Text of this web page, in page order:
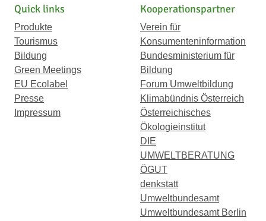
Quick links
Produkte
Tourismus
Bildung
Green Meetings
EU Ecolabel
Presse
Impressum
Kooperationspartner
Verein für
Konsumenteninformation
Bundesministerium für
Bildung
Forum Umweltbildung
Klimabündnis Österreich
Österreichisches
Ökologieinstitut
DIE
UMWELTBERATUNG
ÖGUT
denkstatt
Umweltbundesamt
Umweltbundesamt Berlin